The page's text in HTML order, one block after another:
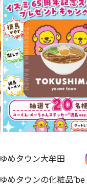
ゆめタウン大牟田
ゆめタウンの化粧品“be